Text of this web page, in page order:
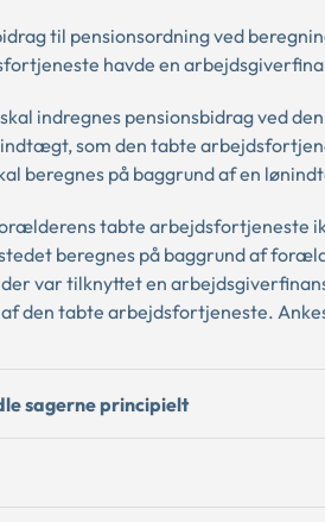
til pensionsordning ved
havde en
indregnes pensionsbidrag ved
som den tabte
beregnes på baggrund af en
tabte arbejdsfortjeneste
beregnes på baggrund af
var tilknyttet en
den tabte arbejdsfortjeneste.
sagerne principielt